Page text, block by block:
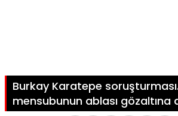
Burkay Karatepe soruşturması.
mensubunun ablası gözaltına